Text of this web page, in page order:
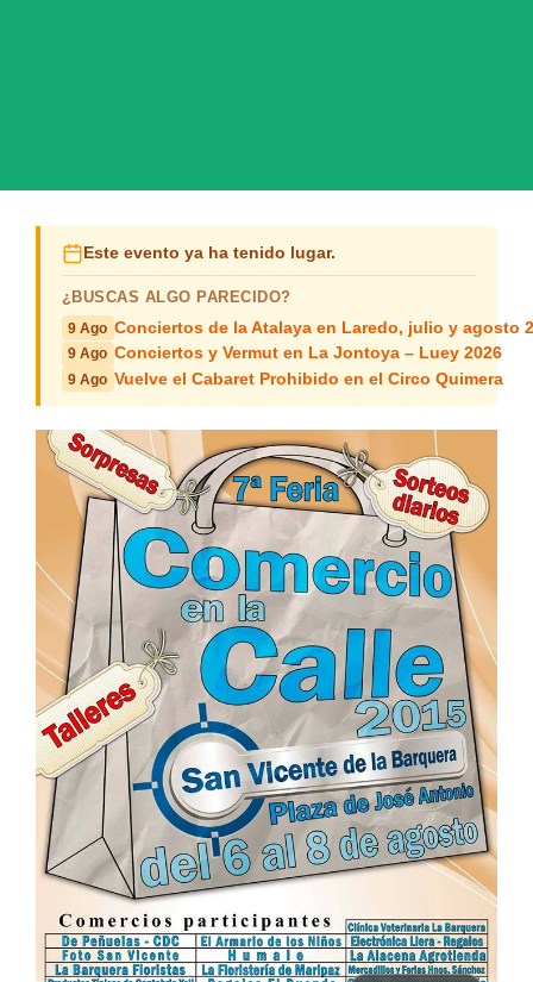
Este evento ya ha tenido lugar.
¿BUSCAS ALGO PARECIDO?
9 Ago Conciertos de la Atalaya en Laredo, julio y agosto
9 Ago Conciertos y Vermut en La Jontoya – Luey 2026
9 Ago Vuelve el Cabaret Prohibido en el Circo Quimera